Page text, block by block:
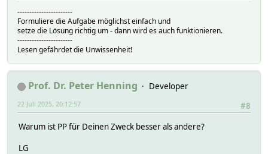
-----------------------
Formuliere die Aufgabe möglichst einfach und
setze die Lösung richtig um - dann wird es auch funktionieren.
-----------------------
Lesen gefährdet die Unwissenheit!
Prof. Dr. Peter Henning
Developer
#8
22 Juli 2025, 20:12:57
Warum ist PP für Deinen Zweck besser als andere?
LG